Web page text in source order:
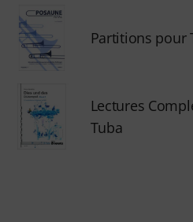
Partitions pour
Lectures
Tuba